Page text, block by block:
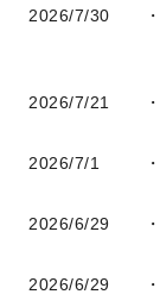
2026/7/30
2026/7/21
2026/7/1
2026/6/29
2026/6/29